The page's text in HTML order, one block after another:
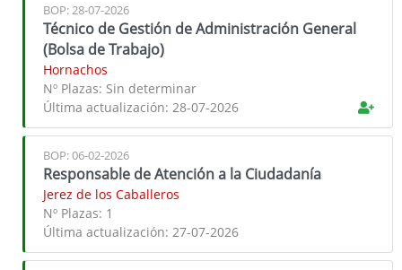
Enlaces relacionados
Área de RR.HH.
Emprendimiento y Empresa
Servicio de Transparencia, Calidad y Atención al Ciudadano
BOP: 28-07-2026
Técnico de Gestión de Administración General
(Bolsa de Trabajo)
Hornachos
Nº Plazas: Sin determinar
Última actualización: 28-07-2026
BOP: 06-02-2026
Responsable de Atención a la Ciudadanía
Jerez de los Caballeros
Nº Plazas: 1
Última actualización: 27-07-2026